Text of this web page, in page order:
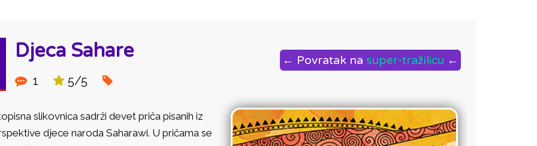
Djeca Sahare
1 5/5
← Povratak na super-tražilicu ←
slikovnica sadrži devet priča pisanih iz
djece naroda Saharawi. U pričama se